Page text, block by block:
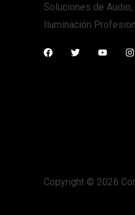
Soluciones de
Iluminación
Copyright © 2026